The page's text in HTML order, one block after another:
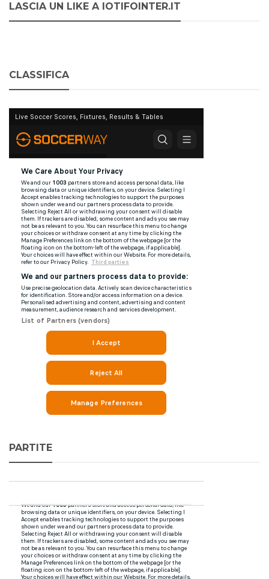
LASCIA UN LIKE A IOTIFOINTER.IT
CLASSIFICA
PARTITE